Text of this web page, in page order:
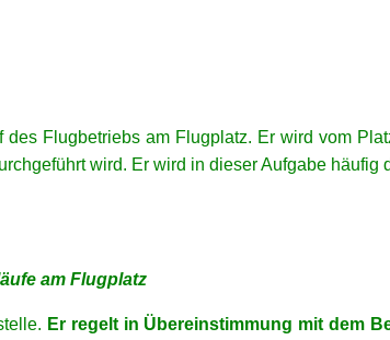
Flugbetriebs am Flugplatz. Er wird vom
wird. Er wird in dieser Aufgabe häufig
am Flugplatz
Er regelt in Übereinstimmung mit dem